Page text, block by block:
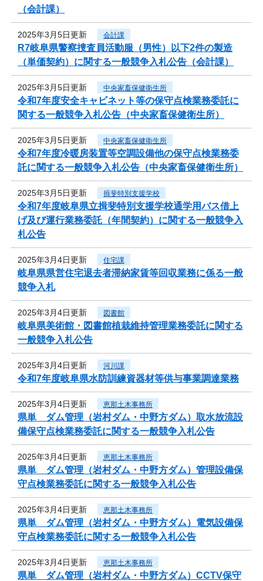
（会計課）
2025年3月5日更新 会計課
R7岐阜県警察捜査員活動服（男性）以下2件の製造
（単価契約）に関する一般競争入札公告（会計課）
2025年3月5日更新 中央家畜保健衛生所
令和7年度安全キャビネット等の保守点検業務委託に
関する一般競争入札公告（中央家畜保健衛生所）
2025年3月5日更新 中央家畜保健衛生所
令和7年度冷暖房装置等空調設備他の保守点検業務委
託に関する一般競争入札公告（中央家畜保健衛生所）
2025年3月5日更新 揖斐特別支援学校
令和7年度岐阜県立揖斐特別支援学校通学用バス借上
げ及び運行業務委託（年間契約）に関する一般競争入
札公告
2025年3月4日更新 住宅課
岐阜県県営住宅退去者滞納家賃等回収業務に係る一般
競争入札
2025年3月4日更新 図書館
岐阜県美術館・図書館植栽維持管理業務委託に関する
一般競争入札公告
2025年3月4日更新 河川課
令和7年度岐阜県水防訓練資器材等供与事業調達業務
2025年3月4日更新 恵那土木事務所
県単 ダム管理（岩村ダム・中野方ダム）取水放流設
備保守点検業務委託に関する一般競争入札公告
2025年3月4日更新 恵那土木事務所
県単 ダム管理（岩村ダム・中野方ダム）管理設備保
守点検業務委託に関する一般競争入札公告
2025年3月4日更新 恵那土木事務所
県単 ダム管理（岩村ダム・中野方ダム）電気設備保
守点検業務委託に関する一般競争入札公告
2025年3月4日更新 恵那土木事務所
県単 ダム管理（岩村ダム・中野方ダム）CCTV保守